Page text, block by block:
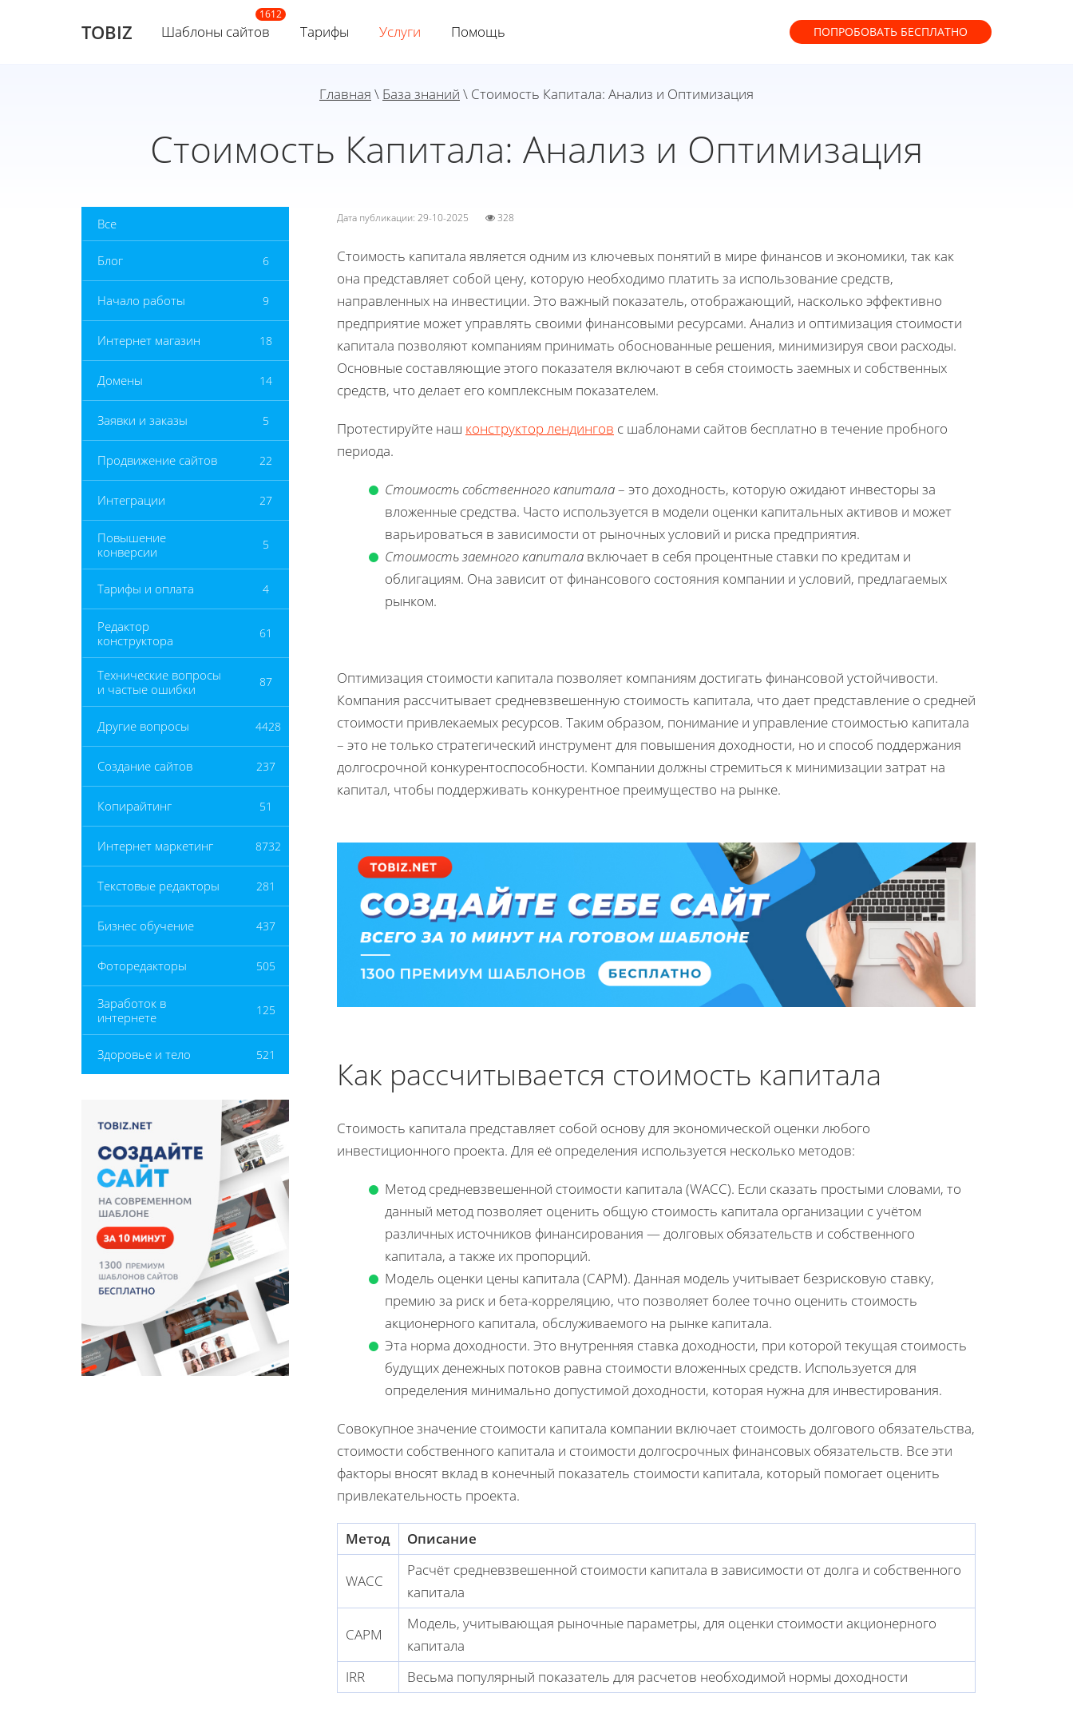
TOBIZ Шаблоны сайтов Тарифы Услуги Помощь ПОПРОБОВАТЬ БЕСПЛАТНО
Главная \ База знаний \ Стоимость Капитала: Анализ и Оптимизация
Стоимость Капитала: Анализ и Оптимизация
Все
Блог 6
Начало работы 9
Интернет магазин 18
Домены 14
Заявки и заказы 5
Продвижение сайтов 22
Интеграции 27
Повышение
конверсии
5
Тарифы и оплата 4
Редактор
конструктора
61
Технические вопросы
и частые ошибки
87
Другие вопросы 4428
Создание сайтов 237
Копирайтинг 51
Интернет маркетинг 8732
Текстовые редакторы 281
Бизнес обучение 437
Фоторедакторы 505
Заработок в
интернете
125
Здоровье и тело 521
Дата публикации: 29-10-2025 328
Стоимость капитала является одним из ключевых понятий в мире финансов и экономики, так как
она представляет собой цену, которую необходимо платить за использование средств,
направленных на инвестиции. Это важный показатель, отображающий, насколько эффективно
предприятие может управлять своими финансовыми ресурсами. Анализ и оптимизация стоимости
капитала позволяют компаниям принимать обоснованные решения, минимизируя свои расходы.
Основные составляющие этого показателя включают в себя стоимость заемных и собственных
средств, что делает его комплексным показателем.
Протестируйте наш конструктор лендингов с шаблонами сайтов бесплатно в течение пробного
периода.
Стоимость собственного капитала– это доходность, которую ожидают инвесторы за
вложенные средства. Часто используется в модели оценки капитальных активов и может
варьироваться в зависимости от рыночных условий и риска предприятия.
Стоимость заемного капитала включает в себя процентные ставки по кредитам и
облигациям. Она зависит от финансового состояния компании и условий, предлагаемых
рынком.
Оптимизация стоимости капитала позволяет компаниям достигать финансовой устойчивости.
Компания рассчитывает средневзвешенную стоимость капитала, что дает представление о средней
стоимости привлекаемых ресурсов. Таким образом, понимание и управление стоимостью капитала
– это не только стратегический инструмент для повышения доходности, но и способ поддержания
долгосрочной конкурентоспособности. Компании должны стремиться к минимизации затрат на
капитал, чтобы поддерживать конкурентное преимущество на рынке.
Как рассчитывается стоимость капитала
Стоимость капитала представляет собой основу для экономической оценки любого
инвестиционного проекта. Для её определения используется несколько методов:
Метод средневзвешенной стоимости капитала (WACC). Если сказать простыми словами, то
данный метод позволяет оценить общую стоимость капитала организации с учётом
различных источников финансирования — долговых обязательств и собственного
капитала, а также их пропорций.
Модель оценки цены капитала (CAPM). Данная модель учитывает безрисковую ставку,
премию за риск и бета-корреляцию, что позволяет более точно оценить стоимость
акционерного капитала, обслуживаемого на рынке капитала.
Эта норма доходности. Это внутренняя ставка доходности, при которой текущая стоимость
будущих денежных потоков равна стоимости вложенных средств. Используется для
определения минимально допустимой доходности, которая нужна для инвестирования.
Совокупное значение стоимости капитала компании включает стоимость долгового обязательства,
стоимости собственного капитала и стоимости долгосрочных финансовых обязательств. Все эти
факторы вносят вклад в конечный показатель стоимости капитала, который помогает оценить
привлекательность проекта.
Метод Описание
WACC
Расчёт средневзвешенной стоимости капитала в зависимости от долга и собственного
капитала
CAPM
Модель, учитывающая рыночные параметры, для оценки стоимости акционерного
капитала
IRR
Весьма популярный показатель для расчетов необходимой нормы доходности